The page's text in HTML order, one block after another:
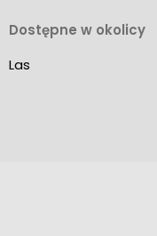
Dostępne w okolicy
Las